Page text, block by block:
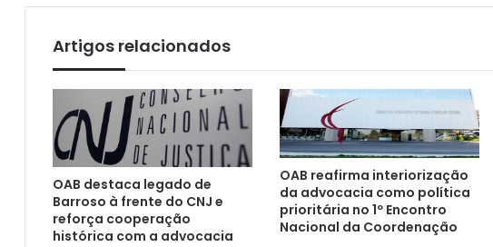
OAB lança manifesto em defesa da soberania brasileira
Artigos relacionados
OAB destaca legado de
Barroso à frente do CNJ e
reforça cooperação
histórica com a advocacia
OAB reafirma interiorização
da advocacia como política
prioritária no 1º Encontro
Nacional da Coordenação